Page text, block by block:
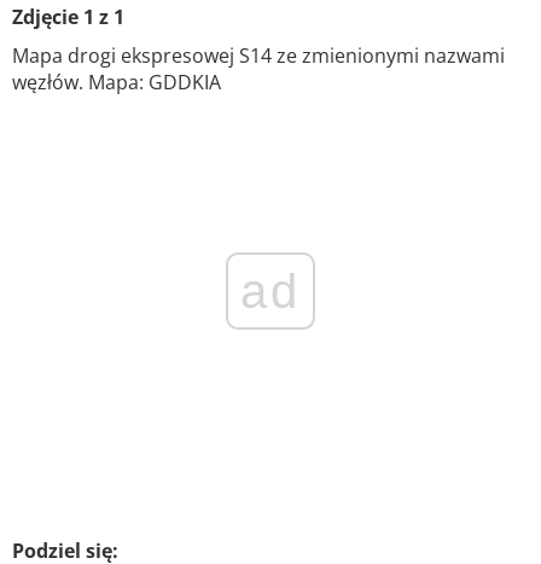
Zdjęcie 1 z 1
Mapa drogi ekspresowej S14 ze zmienionymi nazwami
węzłów. Mapa: GDDKIA
ad
Podziel się: